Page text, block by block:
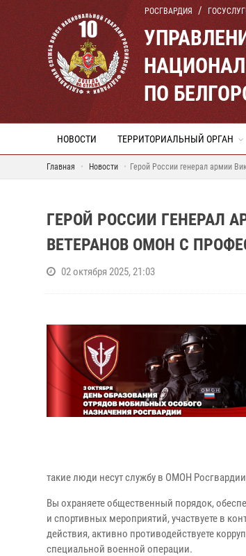
РОСГВАРДИЯ
ПО
НОВОСТИ ТЕРРИТОРИАЛЬНЫЙ ОРГАН
Главная Новости Герой России генерал армии
ГЕРОЙ РОССИИ ГЕНЕРАЛ
ВЕТЕРАНОВ ОМОН С
02 октября 2025, 21:03
такие люди несут службу в ОМОН
Вы охраняете общественный порядок,
и спортивных мероприятий, участвуете в
действия, активно противодействуете
специальной военной операции.